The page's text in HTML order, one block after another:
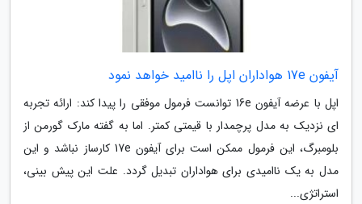
آیفون 17e هواداران اپل را ناامید خواهد نمود
اپل با عرضه آیفون 16e توانست فرمول موفقی را پیدا کند: ارائه تجربه
ای نزدیک به مدل پرچمدار با قیمتی کمتر. اما به گفته مارک گورمن از
بلومبرگ، این فرمول ممکن است برای آیفون 17e کارساز نباشد و این
مدل به یک ناامیدی برای هواداران تبدیل گردد. علت این پیش بینی،
استراتژی...